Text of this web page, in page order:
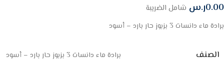
0.00ر.س شامل الضريبة
برادة ماء دانسات 3 بزبوز حار بارد – أسود
الصنف برادة ماء دانسات 3 بزبوز حار بارد – أسود